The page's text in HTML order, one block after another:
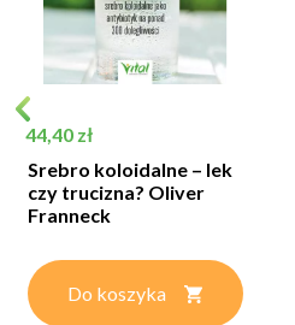
Cena
44,40 zł
Srebro koloidalne – lek
czy trucizna? Oliver
Franneck
Do koszyka